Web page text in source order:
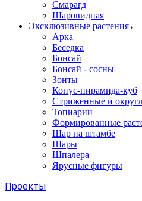
Смарагд
Шаровидная
Эксклюзивные растения
Арка
Беседка
Бонсай
Бонсай - сосны
Зонты
Конус-пирамида-куб
Стриженные и
Топиарии
Формированные
Шар на штамбе
Шары
Шпалера
Ярусные фигуры
Проекты